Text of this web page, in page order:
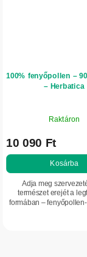
100% fenyőpollen –
– Herbatica
Raktáron
10 090 Ft
Kosárba
Adja meg
természet erejét a
formában – fenyőpollen-